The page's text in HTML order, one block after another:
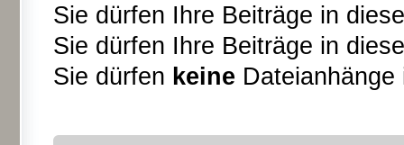
Sie dürfen Ihre Beiträge in
Sie dürfen Ihre Beiträge in
Sie dürfen keine